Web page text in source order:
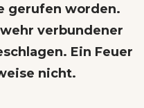
gerufen worden.
verbundener
Ein Feuer
nicht.